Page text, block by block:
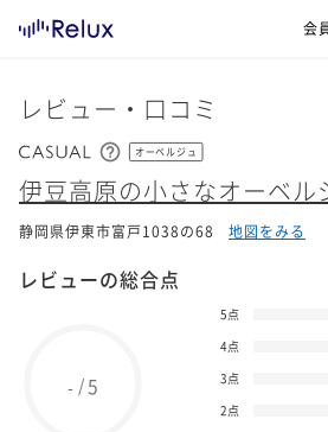
会
レビュー・口コミ
オーベルジュ
伊豆高原の小さなオーベル
静岡県伊東市富戸1038の68 地図をみる
レビューの総合点
- /5
5点
4点
3点
2点